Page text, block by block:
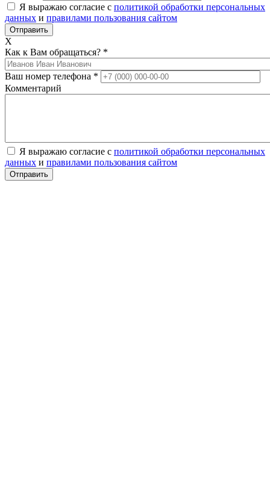
Я выражаю согласие с политикой обработки персональных
данных и правилами пользования сайтом
X
Как к Вам обращаться? *
Ваш номер телефона *
Комментарий
Я выражаю согласие с политикой обработки персональных
данных и правилами пользования сайтом